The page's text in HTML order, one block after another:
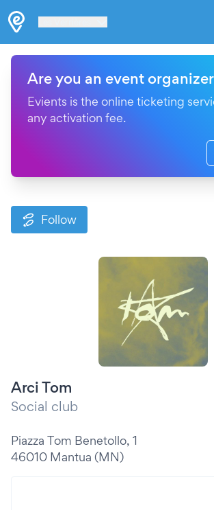
Are you an event
Evients is the online ticketing
any activation fee.
Follow
Arci Tom
Social club
Piazza Tom Benetollo, 1
46010 Mantua (MN)